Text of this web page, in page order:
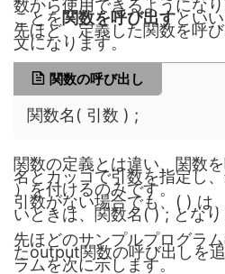
数から使用できるようにな
ことを関数を呼び出すといい
先ほど、定義した関数を呼
文になります。
関数の呼び出し
関数名( 引数 ) ;
関数の定義とは違い、関数
名とカッコで引数を指定し
）を付けるのみです。
引数がない場合でも、( ) は
いときは、関数名( ) ; とな
先ほどのサンプルプログラ
たoutput関数の呼び出しを
ラムを次に示します。